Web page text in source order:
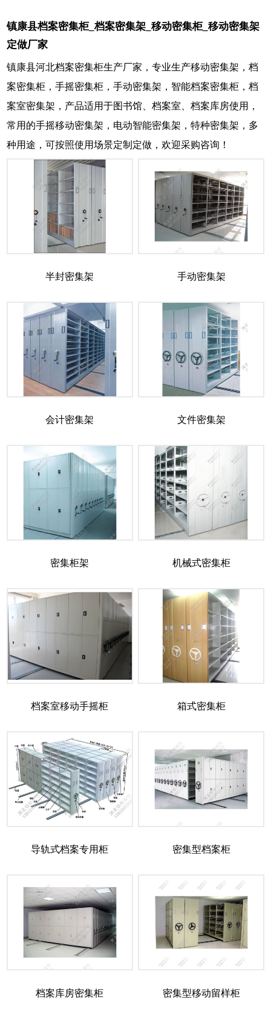
镇康县档案密集柜_档案密集架_移动密集柜_移动密集架
定做厂家
镇康县河北档案密集柜生产厂家，专业生产移动密集架，档
案密集柜，手摇密集柜，手动密集架，智能档案密集柜，档
案室密集架，产品适用于图书馆、档案室、档案库房使用，
常用的手摇移动密集架，电动智能密集架，特种密集架，多
种用途，可按照使用场景定制定做，欢迎采购咨询！
半封密集架 手动密集架
会计密集架 文件密集架
密集柜架 机械式密集柜
档案室移动手摇柜 箱式密集柜
导轨式档案专用柜 密集型档案柜
档案库房密集柜 密集型移动留样柜